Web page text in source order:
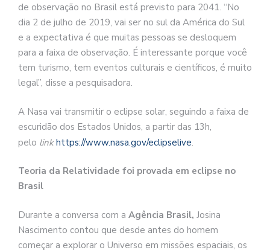
de observação no Brasil está previsto para 2041. “No
dia 2 de julho de 2019, vai ser no sul da América do Sul
e a expectativa é que muitas pessoas se desloquem
para a faixa de observação. É interessante porque você
tem turismo, tem eventos culturais e científicos, é muito
legal”, disse a pesquisadora.
A Nasa vai transmitir o eclipse solar, seguindo a faixa de
escuridão dos Estados Unidos, a partir das 13h,
pelo link https://www.nasa.gov/eclipselive.
Teoria da Relatividade foi provada em eclipse no
Brasil
Durante a conversa com a Agência Brasil, Josina
Nascimento contou que desde antes do homem
começar a explorar o Universo em missões espaciais, os